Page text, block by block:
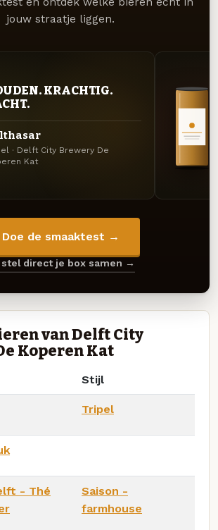
jouw straatje liggen.
KRACHTIG.
· Delft City Brewery De
Kat
Doe de smaaktest →
stel direct je box samen →
van Delft City
Koperen Kat
Stijl
Tripel
- Thé
Saison -
farmhouse